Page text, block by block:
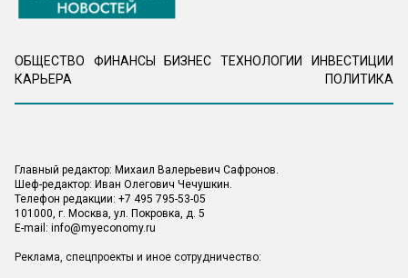
ОБЩЕСТВО ФИНАНСЫ БИЗНЕС ТЕХНОЛОГИИ
ИНВЕСТИЦИИ
КАРЬЕРА
ПОЛИТИКА
Главный редактор: Михаил Валерьевич Сафронов.
Шеф-редактор: Иван Олегович Чечушкин.
Телефон редакции: +7 495 795-53-05
101000, г. Москва, ул. Покровка, д. 5
E-mail: info@myeconomy.ru
Реклама, спецпроекты и иное сотрудничество: